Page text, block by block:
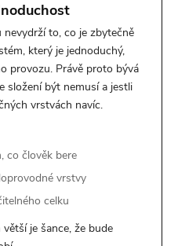
to, co je zbytečně
který je jednoduchý,
provozu. Právě proto bývá
složení být nemusí a jestli
vrstvách navíc.
co člověk bere
vrstvy
celku
je šance, že bude